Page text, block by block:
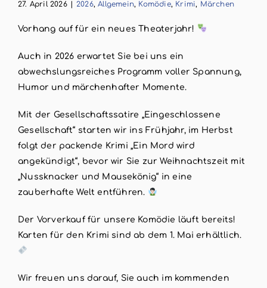
27. April 2026 | 2026,Allgemein, Komödie, Krimi, Märchen
Vorhang auf für ein neues Theaterjahr!
Auch in 2026 erwartet Sie bei uns ein
abwechslungsreiches Programm voller Spannung,
Humor und märchenhafter Momente.
Mit der Gesellschaftssatire „Eingeschlossene
Gesellschaft“ starten wir ins Frühjahr, im Herbst
folgt der packende Krimi „Ein Mord wird
angekündigt“, bevor wir Sie zur Weihnachtszeit mit
„Nussknacker und Mausekönig“ in eine
zauberhafte Welt entführen.
Der Vorverkauf für unsere Komödie läuft bereits!
Karten für den Krimi sind ab dem 1. Mai erhältlich.
Wir freuen uns darauf, Sie auch im kommenden